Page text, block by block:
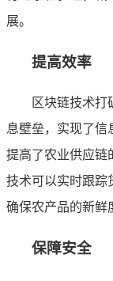
展。
提高效率
区块链技术
息壁垒，实现了信
提高了农业供应链
技术可以实时跟踪
确保农产品的新鲜
保障安全